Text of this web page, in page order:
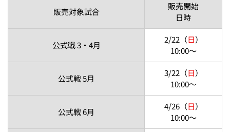
販売対象試合
販売開始
日時
公式戦 3・4月
2/22（日）
10:00～
公式戦 5月
3/22（日）
10:00～
公式戦 6月
4/26（日）
10:00～